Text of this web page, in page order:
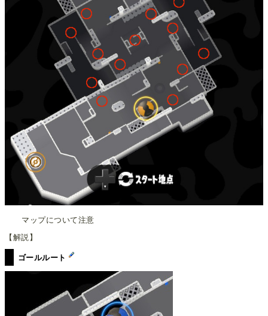
マップについて注意
【解説】
ゴールルート